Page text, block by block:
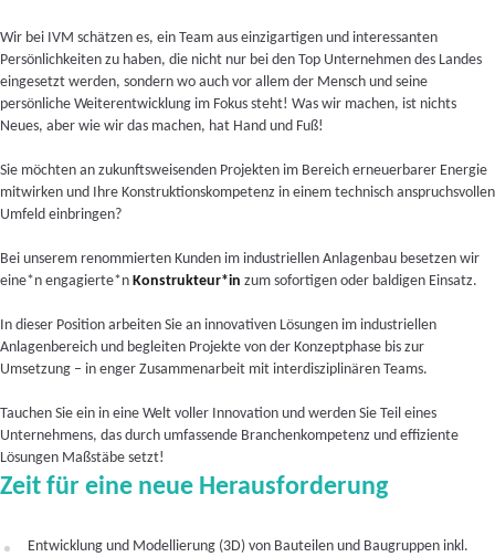
Wir bei IVM schätzen es, ein Team aus einzigartigen und interessanten
Persönlichkeiten zu haben, die nicht nur bei den Top Unternehmen des Landes
eingesetzt werden, sondern wo auch vor allem der Mensch und seine
persönliche Weiterentwicklung im Fokus steht! Was wir machen, ist nichts
Neues, aber wie wir das machen, hat Hand und Fuß!
Sie möchten an zukunftsweisenden Projekten im Bereich erneuerbarer Energie
mitwirken und Ihre Konstruktionskompetenz in einem technisch anspruchsvollen
Umfeld einbringen?
Bei unserem renommierten Kunden im industriellen Anlagenbau besetzen wir
eine*n engagierte*n Konstrukteur*in zum sofortigen oder baldigen Einsatz.
In dieser Position arbeiten Sie an innovativen Lösungen im industriellen
Anlagenbereich und begleiten Projekte von der Konzeptphase bis zur
Umsetzung – in enger Zusammenarbeit mit interdisziplinären Teams.
Tauchen Sie ein in eine Welt voller Innovation und werden Sie Teil eines
Unternehmens, das durch umfassende Branchenkompetenz und effiziente
Lösungen Maßstäbe setzt!
Zeit für eine neue Herausforderung
Entwicklung und Modellierung (3D) von Bauteilen und Baugruppen inkl.